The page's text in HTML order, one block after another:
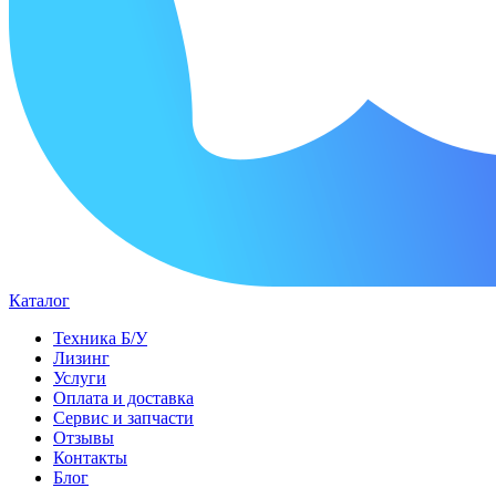
Каталог
Техника Б/У
Лизинг
Услуги
Оплата и доставка
Сервис и запчасти
Отзывы
Контакты
Блог